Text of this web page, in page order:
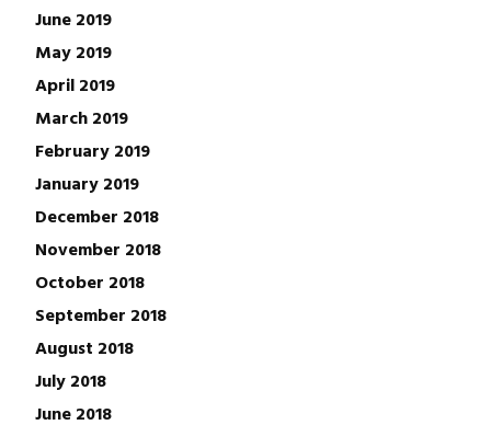
June 2019
May 2019
April 2019
March 2019
February 2019
January 2019
December 2018
November 2018
October 2018
September 2018
August 2018
July 2018
June 2018